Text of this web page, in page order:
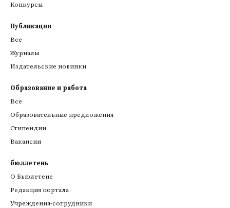
Конкурсы
Публикации
Все
Журналы
Издательские новинки
Образование и работа
Все
Образовательные предложения
Стипендии
Вакансии
бюллетень
О Бьюлетене
Редакция портала
Учреждения-сотрудники